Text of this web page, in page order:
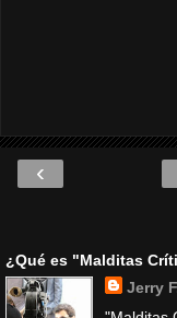
‹
¿Qué es "Malditas
Jerry